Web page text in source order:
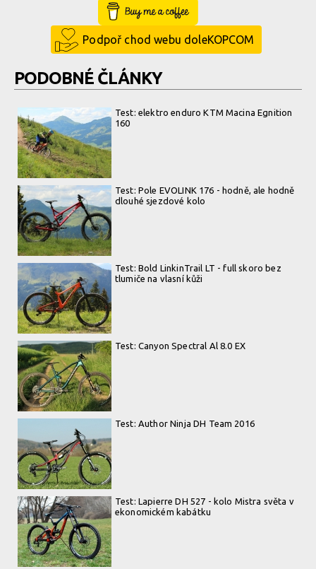
Buy Me a Coffee
Podpoř chod webu doleKOPCOM
PODOBNÉ ČLÁNKY
Test: elektro enduro KTM Macina Egnition
160
Test: Pole EVOLINK 176 - hodně, ale hodně
dlouhé sjezdové kolo
Test: Bold LinkinTrail LT - full skoro bez
tlumiče na vlasní kůži
Test: Canyon Spectral Al 8.0 EX
Test: Author Ninja DH Team 2016
Test: Lapierre DH 527 - kolo Mistra světa v
ekonomickém kabátku